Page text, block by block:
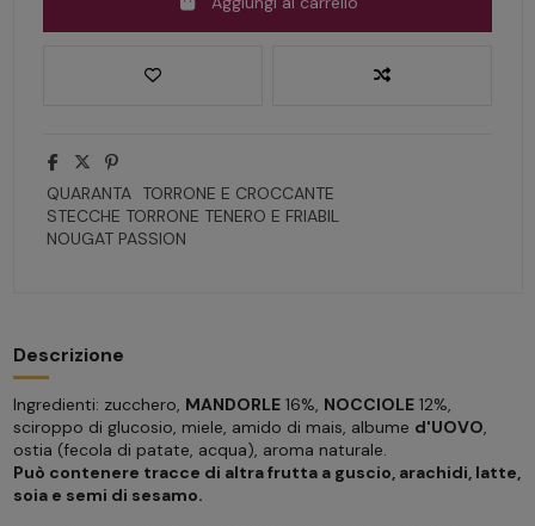
QUARANTA TORRONE E CROCCANTE
STECCHE TORRONE TENERO E FRIABIL
NOUGAT PASSION
Descrizione
Ingredienti: zucchero, MANDORLE16%, NOCCIOLE12%,
sciroppo di glucosio, miele, amido di mais, albume d'UOVO,
ostia (fecola di patate, acqua), aroma naturale.
Può contenere tracce di altra frutta a guscio, arachidi, latte,
soia e semi di sesamo.